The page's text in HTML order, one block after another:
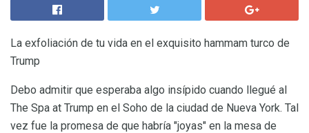
La exfoliación de tu vida en el exquisito hammam turco de
Trump
Debo admitir que esperaba algo insípido cuando llegué al
The Spa at Trump en el Soho de la ciudad de Nueva York. Tal
vez fue la promesa de que habría "joyas" en la mesa de